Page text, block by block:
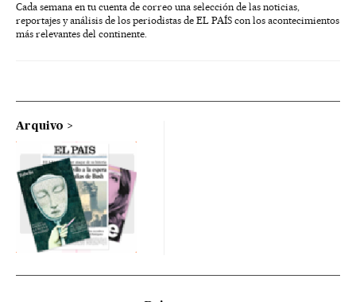
Cada semana en tu cuenta de correo una selección de las noticias,
reportajes y análisis de los periodistas de EL PAÍS con los acontecimientos
más relevantes del continente.
Arquivo